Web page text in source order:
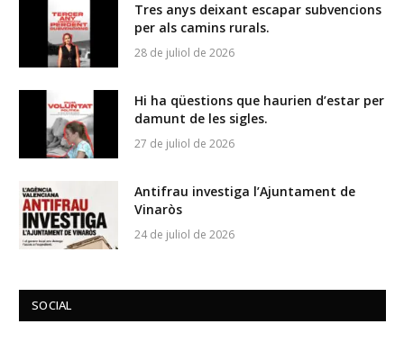
Tres anys deixant escapar subvencions
per als camins rurals.
28 de juliol de 2026
Hi ha qüestions que haurien d’estar per
damunt de les sigles.
27 de juliol de 2026
Antifrau investiga l’Ajuntament de
Vinaròs
24 de juliol de 2026
SOCIAL